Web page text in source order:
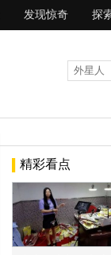
发现惊奇 探
精彩看点